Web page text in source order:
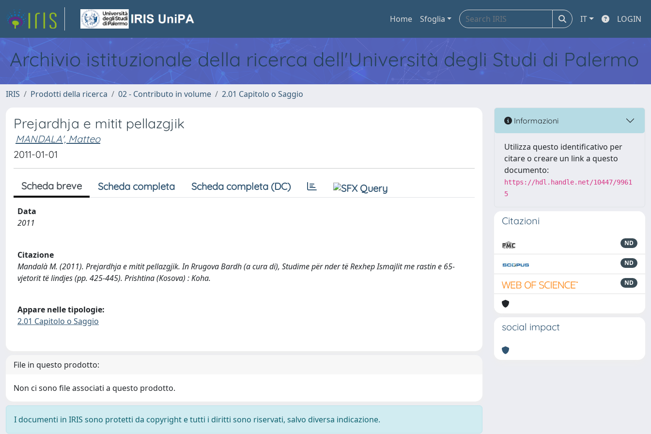
Home Sfoglia IT LOGIN
Archivio istituzionale della ricerca dell'Università degli Studi di Palermo
IRIS Prodotti della ricerca 02 - Contributo in volume 2.01 Capitolo o Saggio
Prejardhja e mitit pellazgjik
MANDALA', Matteo
2011-01-01
Scheda breve Scheda completa Scheda completa (DC)
Data
2011
Citazione
Mandalà M. (2011). Prejardhja e mitit pellazgjik. In Rrugova Bardh (a cura di), Studime për nder të Rexhep Ismajlit me rastin e 65-
vjetorit të lindjes (pp. 425-445). Prishtina (Kosova) : Koha.
Appare nelle tipologie:
2.01 Capitolo o Saggio
File in questo prodotto:
Non ci sono file associati a questo prodotto.
I documenti in IRIS sono protetti da copyright e tutti i diritti sono riservati, salvo diversa indicazione.
Informazioni
Utilizza questo identificativo per
citare o creare un link a questo
documento:
https://hdl.handle.net/10447/9961
5
Citazioni
ND
ND
ND
social impact